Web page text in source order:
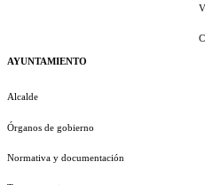
AYUNTAMIENTO
Alcalde
Órganos de gobierno
Normativa y documentación